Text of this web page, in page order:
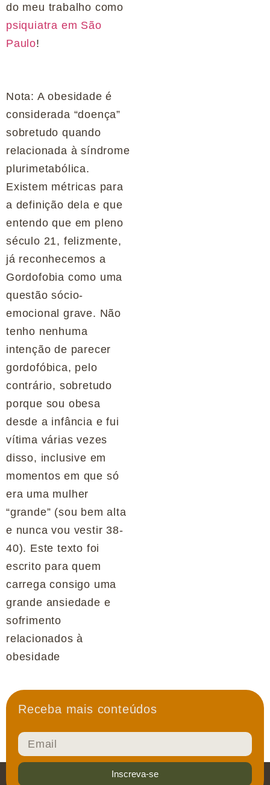
do meu trabalho como
psiquiatra em São
Paulo!
Nota: A obesidade é
considerada “doença”
sobretudo quando
relacionada à síndrome
plurimetabólica.
Existem métricas para
a definição dela e que
entendo que em pleno
século 21, felizmente,
já reconhecemos a
Gordofobia como uma
questão sócio-
emocional grave. Não
tenho nenhuma
intenção de parecer
gordofóbica, pelo
contrário, sobretudo
porque sou obesa
desde a infância e fui
vítima várias vezes
disso, inclusive em
momentos em que só
era uma mulher
“grande” (sou bem alta
e nunca vou vestir 38-
40). Este texto foi
escrito para quem
carrega consigo uma
grande ansiedade e
sofrimento
relacionados à
obesidade
Receba mais conteúdos
Inscreva-se